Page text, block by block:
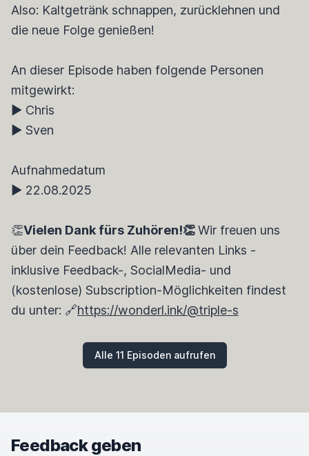
Also: Kaltgetränk schnappen, zurücklehnen und
die neue Folge genießen!
An dieser Episode haben folgende Personen
mitgewirkt:
► Chris
► Sven
Aufnahmedatum
► 22.08.2025
👏Vielen Dank fürs Zuhören!👏Wir freuen uns
über dein Feedback! Alle relevanten Links -
inklusive Feedback-, SocialMedia- und
(kostenlose) Subscription-Möglichkeiten findest
du unter: 🔗https://wonderl.ink/@triple-s
Alle 11 Episoden aufrufen
Feedback geben